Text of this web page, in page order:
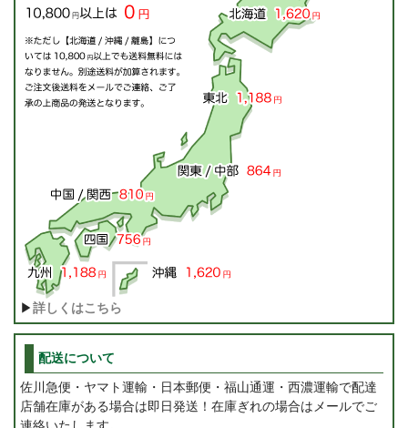
▶詳しくはこちら
配送について
佐川急便・ヤマト運輸・日本郵便・福山通運・西濃運輸で配達
店舗在庫がある場合は即日発送！在庫ぎれの場合はメールでご